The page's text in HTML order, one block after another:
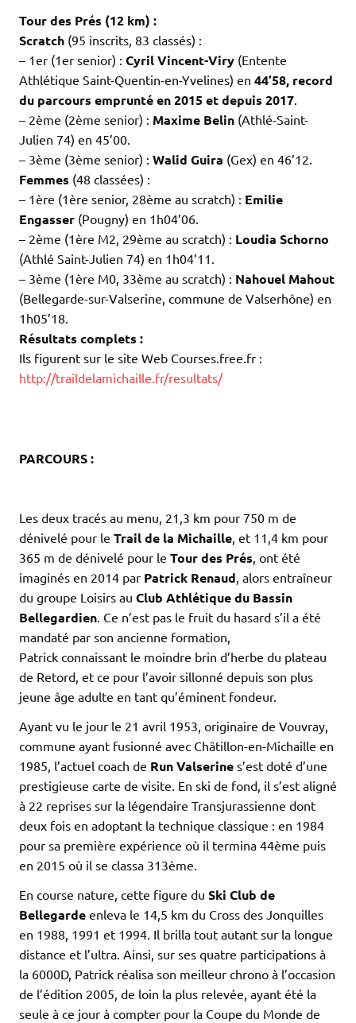
Tour des Prés (12 km) :
Scratch (95 inscrits, 83 classés) :
– 1er (1er senior) : Cyril Vincent-Viry (Entente
Athlétique Saint-Quentin-en-Yvelines) en 44’58, record
du parcours emprunté en 2015 et depuis 2017.
– 2ème (2ème senior) : Maxime Belin (Athlé-Saint-
Julien 74) en 45’00.
– 3ème (3ème senior) : Walid Guira (Gex) en 46’12.
Femmes (48 classées) :
– 1ère (1ère senior, 28ème au scratch) : Emilie
Engasser (Pougny) en 1h04’06.
– 2ème (1ère M2, 29ème au scratch) : Loudia Schorno
(Athlé Saint-Julien 74) en 1h04’11.
– 3ème (1ère M0, 33ème au scratch) : Nahouel Mahout
(Bellegarde-sur-Valserine, commune de Valserhône) en
1h05’18.
Résultats complets :
Ils figurent sur le site Web Courses.free.fr :
http://traildelamichaille.fr/resultats/
PARCOURS :
Les deux tracés au menu, 21,3 km pour 750 m de
dénivelé pour le Trail de la Michaille, et 11,4 km pour
365 m de dénivelé pour le Tour des Prés, ont été
imaginés en 2014 par Patrick Renaud, alors entraîneur
du groupe Loisirs au Club Athlétique du Bassin
Bellegardien. Ce n’est pas le fruit du hasard s’il a été
mandaté par son ancienne formation,
Patrick connaissant le moindre brin d’herbe du plateau
de Retord, et ce pour l’avoir sillonné depuis son plus
jeune âge adulte en tant qu’éminent fondeur.
Ayant vu le jour le 21 avril 1953, originaire de Vouvray,
commune ayant fusionné avec Châtillon-en-Michaille en
1985, l’actuel coach de Run Valserine s’est doté d’une
prestigieuse carte de visite. En ski de fond, il s’est aligné
à 22 reprises sur la légendaire Transjurassienne dont
deux fois en adoptant la technique classique : en 1984
pour sa première expérience où il termina 44ème puis
en 2015 où il se classa 313ème.
En course nature, cette figure du Ski Club de
Bellegarde enleva le 14,5 km du Cross des Jonquilles
en 1988, 1991 et 1994. Il brilla tout autant sur la longue
distance et l’ultra. Ainsi, sur ses quatre participations à
la 6000D, Patrick réalisa son meilleur chrono à l’occasion
de l’édition 2005, de loin la plus relevée, ayant été la
seule à ce jour à compter pour la Coupe du Monde de